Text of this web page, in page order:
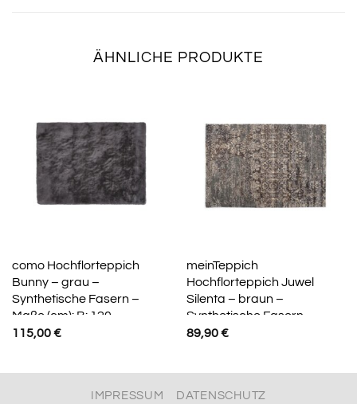
ÄHNLICHE PRODUKTE
como Hochflorteppich
Bunny – grau –
Synthetische Fasern –
Maße (cm): B: 120
115,00€
meinTeppich
Hochflorteppich Juwel
Silenta – braun –
Synthetische Fasern –
Maße (cm): B: 65 H: 2
89,90€
IMPRESSUM DATENSCHUTZ